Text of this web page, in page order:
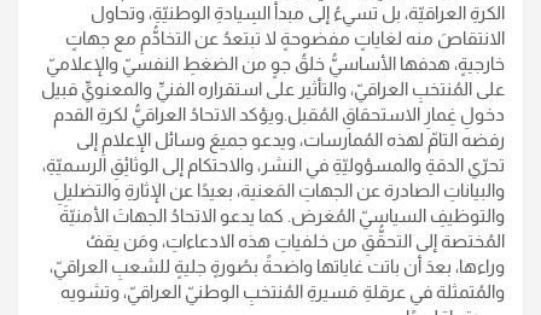
الكرةِ العراقيّة، بل تسيءُ إلى مبدأ السِيادةِ الوطنيّةِ، وتحاول
الانتقاصَ منه لغاياتٍ مفضوحةٍ لا تبتعدُ عن التخادُّمِ مع جهاتٍ
خارجيةٍ، هدفها الأساسيُّ خلقُ جوٍ من الضغطِ النفسيّ والإعلاميّ
على المُنتخبِ العراقيّ، والتأثير على استقراره الفنيِّ والمعنويِّ قبيل
دخولِ غِمارِ الاستحقاقِ المُقبل.ويؤكد الاتحادُ العراقيُّ لكرةِ القدم
رفضه التامّ لهذه المُمارسات، ويدعو جميعَ وسائل الإعلامِ إلى
تحرّي الدقةِ والمسؤوليّةِ في النشر، والاحتكام إلى الوثائِقِ الرسميّةِ،
والبياناتِ الصادرة عن الجهاتِ المَعنية، بعيدًا عن الإثارةِ والتضليلِ
والتوظيفِ السياسيّ المُغرض. كما يدعو الاتحادُ الجهاتَ الأمنيّةَ
المُختصة إلى التحقُّقِ من خلفياتِ هذه الادعاءاتِ، ومَن يقفُ
وراءها، بعدَ أن باتت غاياتها واضحةً بصُورةٍ جليةٍ للشعبِ العراقيّ،
والمُتمثلة في عرقلةِ مَسيرةِ المُنتخبِ الوطنيّ العراقيّ، وتشويه